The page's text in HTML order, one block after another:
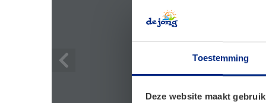
Toestemming
Deze website maakt